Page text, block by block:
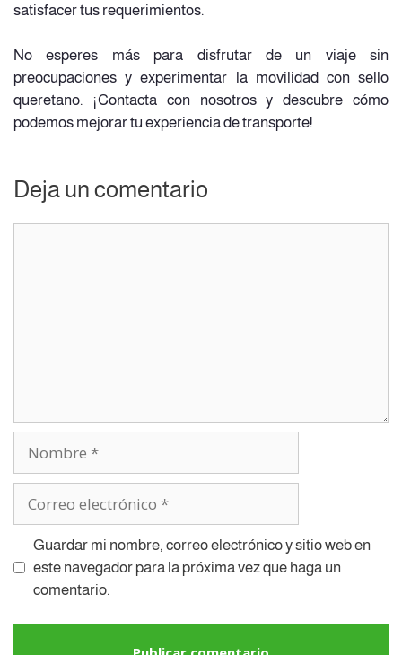
satisfacer tus requerimientos.
No esperes más para disfrutar de un viaje sin
preocupaciones y experimentar la movilidad con sello
queretano. ¡Contacta con nosotros y descubre cómo
podemos mejorar tu experiencia de transporte!
Deja un comentario
Guardar mi nombre, correo electrónico y sitio web en
este navegador para la próxima vez que haga un
comentario.